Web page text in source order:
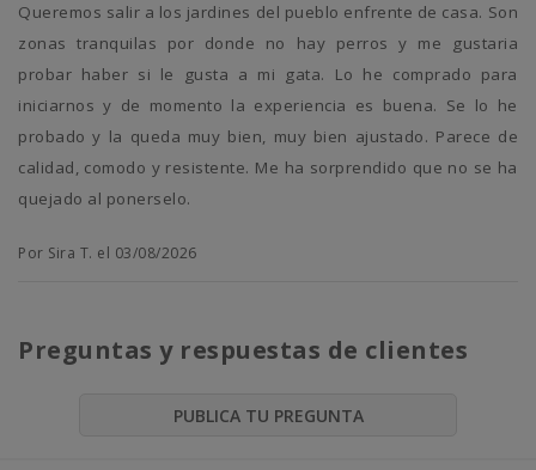
queremos salir a los jardines del pueblo enfrente de casa. Son
zonas tranquilas por donde no hay perros y me gustaria
probar haber si le gusta a mi gata. Lo he comprado para
iniciarnos y de momento la experiencia es buena. Se lo he
probado y la queda muy bien, muy bien ajustado. Parece de
calidad, comodo y resistente. Me ha sorprendido que no se ha
quejado al ponerselo.
Por Sira T. el 03/08/2026
Preguntas y respuestas de clientes
PUBLICA TU PREGUNTA